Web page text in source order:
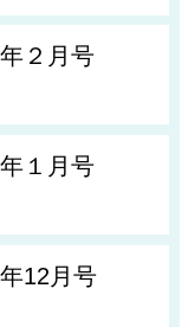
２月号
１月号
12月号